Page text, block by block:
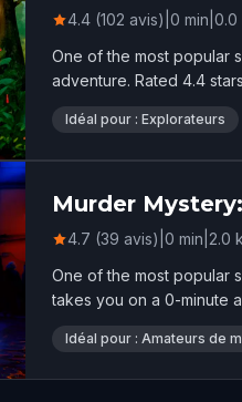
4.4 (102 avis) 0 min 0.0
One of the most popular
adventure. Rated 4.4
Idéal pour : Explorateurs
Murder
4.7 (39 avis) 0 min 2.0
One of the most popular
takes you on a 0-minute
Idéal pour : Amateurs de